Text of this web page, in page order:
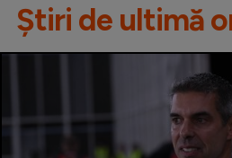
Știri de ultimă